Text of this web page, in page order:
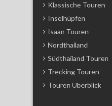
Klassische Touren
Inselhüpfen
Isaan Touren
Nordthailand
Südthailand Touren
Trecking Touren
Touren Überblick